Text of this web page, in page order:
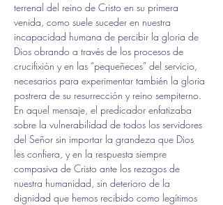
terrenal del reino de Cristo en su primera
venida, como suele suceder en nuestra
incapacidad humana de percibir la gloria de
Dios obrando a través de los procesos de
crucifixión y en las “pequeñeces” del servicio,
necesarios para experimentar también la gloria
postrera de su resurrección y reino sempiterno.
En aquel mensaje, el predicador enfatizaba
sobre la vulnerabilidad de todos los servidores
del Señor sin importar la grandeza que Dios
les confiera, y en la respuesta siempre
compasiva de Cristo ante los rezagos de
nuestra humanidad, sin deterioro de la
dignidad que hemos recibido como legítimos